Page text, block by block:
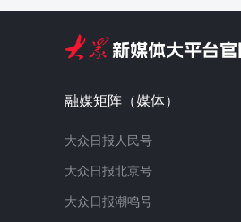
融媒矩阵（媒体）
大众日报人民号
大众日报北京号
大众日报潮鸣号